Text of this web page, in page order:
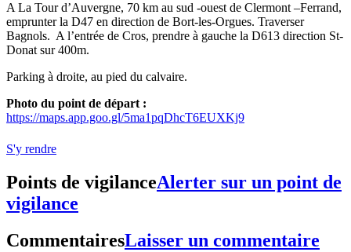
A La Tour d’Auvergne, 70 km au sud -ouest de Clermont –Ferrand,
emprunter la D47 en direction de Bort-les-Orgues. Traverser
Bagnols. A l’entrée de Cros, prendre à gauche la D613 direction St-
Donat sur 400m.
Parking à droite, au pied du calvaire.
Photo du point de départ :
https://maps.app.goo.gl/5ma1pqDhcT6EUXKj9
S'y rendre
Points de vigilanceAlerter sur un point de
vigilance
CommentairesLaisser un commentaire